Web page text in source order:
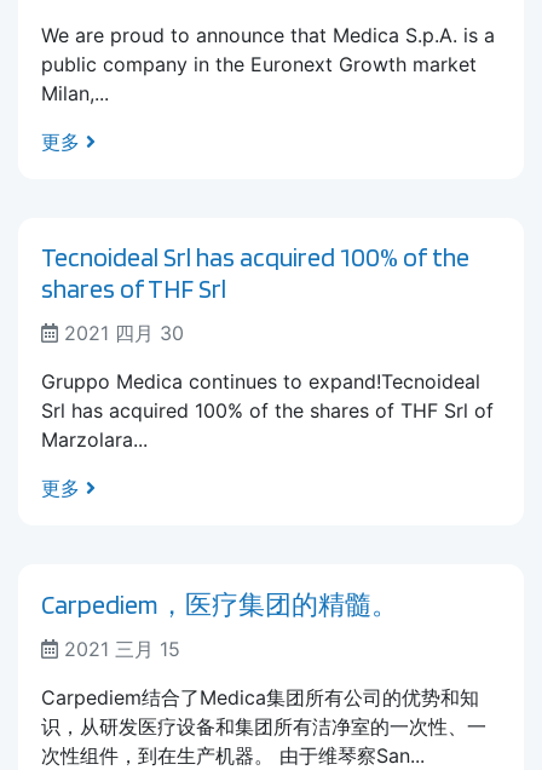
We are proud to announce that Medica S.p.A. is a
public company in the Euronext Growth market
Milan,...
更多
Tecnoideal Srl has acquired 100% of the
shares of THF Srl
2021 四月 30
Gruppo Medica continues to expand!Tecnoideal
Srl has acquired 100% of the shares of THF Srl of
Marzolara...
更多
Carpediem，医疗集团的精髓。
2021 三月 15
Carpediem结合了Medica集团所有公司的优势和知
识，从研发医疗设备和集团所有洁净室的一次性、一
次性组件，到在生产机器。 由于维琴察San...